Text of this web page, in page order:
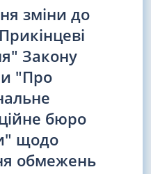
зміни до
Закону
"Про
бюро
щодо
обмежень